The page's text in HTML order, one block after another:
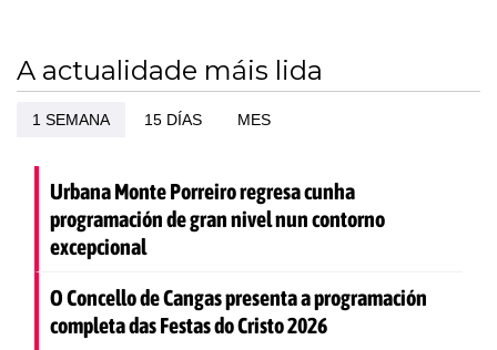
A actualidade máis lida
1 SEMANA 15 DÍAS MES
Urbana Monte Porreiro regresa cunha
programación de gran nivel nun contorno
excepcional
O Concello de Cangas presenta a programación
completa das Festas do Cristo 2026